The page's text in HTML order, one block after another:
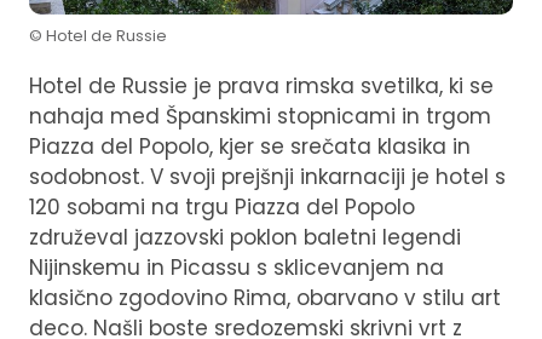
© Hotel de Russie
Hotel de Russie je prava rimska svetilka, ki se
nahaja med Španskimi stopnicami in trgom
Piazza del Popolo, kjer se srečata klasika in
sodobnost. V svoji prejšnji inkarnaciji je hotel s
120 sobami na trgu Piazza del Popolo
združeval jazzovski poklon baletni legendi
Nijinskemu in Picassu s sklicevanjem na
klasično zgodovino Rima, obarvano v stilu art
deco. Našli boste sredozemski skrivni vrt z